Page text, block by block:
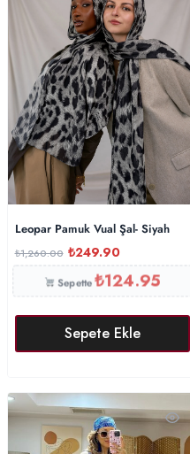
Leopar Pamuk Vual Şal- Siyah
₺1,260.00 ₺249.90
Sepette₺124.95
Sepete Ekle